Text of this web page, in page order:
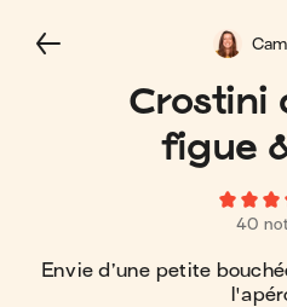
Crostini
figue
40
Envie d’une petite